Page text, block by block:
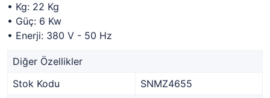
• Kg: 22 Kg
• Güç: 6 Kw
• Enerji: 380 V - 50 Hz
Diğer Özellikler
Stok Kodu
SNMZ4655